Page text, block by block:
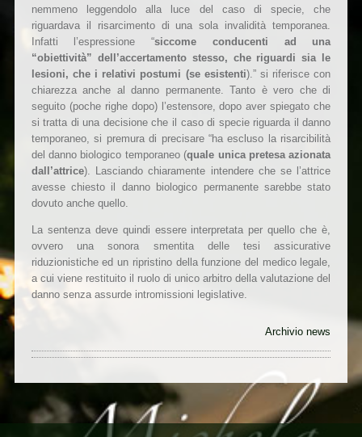
nemmeno leggendolo alla luce del caso di specie, che
riguardava il risarcimento di una sola invalidità temporanea.
Infatti l’espressione “siccome conducenti ad una
“obiettività” dell’accertamento stesso, che riguardi sia le
lesioni, che i relativi postumi (se esistenti).” si riferisce con
chiarezza anche al danno permanente. Tanto è vero che di
seguito (poche righe dopo) l’estensore, dopo aver spiegato che
si tratta di una decisione che il caso di specie riguarda il danno
temporaneo, si premura di precisare “ha escluso la risarcibilità
del danno biologico temporaneo (quale unica pretesa azionata
dall’attrice). Lasciando chiaramente intendere che se l’attrice
avesse chiesto il danno biologico permanente sarebbe stato
dovuto anche quello.
La sentenza deve quindi essere interpretata per quello che è,
ovvero una sonora smentita delle tesi assicurative
riduzionistiche ed un ripristino della funzione del medico legale,
a cui viene restituito il ruolo di unico arbitro della valutazione del
danno senza assurde intromissioni legislative.
Archivio news